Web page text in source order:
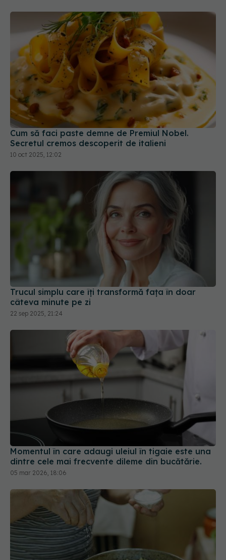
Cum să faci paste demne de Premiul Nobel.
Secretul cremos descoperit de italieni
10 oct 2025, 12:02
Trucul simplu care îți transformă fața în doar
câteva minute pe zi
22 sep 2025, 21:24
Momentul în care adaugi uleiul în tigaie este una
dintre cele mai frecvente dileme din bucătărie.
05 mar 2026, 18:06